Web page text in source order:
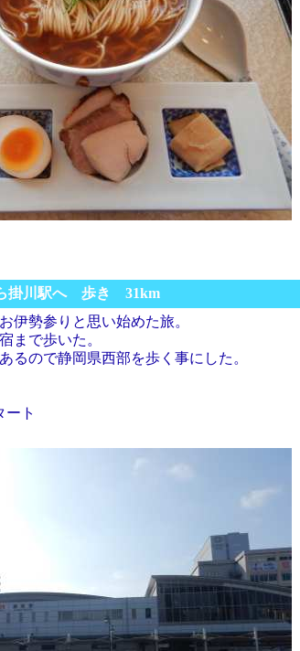
掛川駅へ 歩き 31km
伊勢参りと思い始めた旅。
まで歩いた。
るので静岡県西部を歩く事にした。
ト